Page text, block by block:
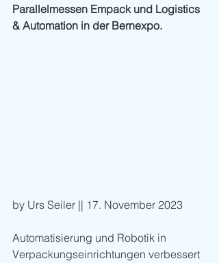
Parallelmessen Empack und Logistics
& Automation in der Bernexpo.
by Urs Seiler || 17. November 2023
Automatisierung und Robotik in
Verpackungseinrichtungen verbessert